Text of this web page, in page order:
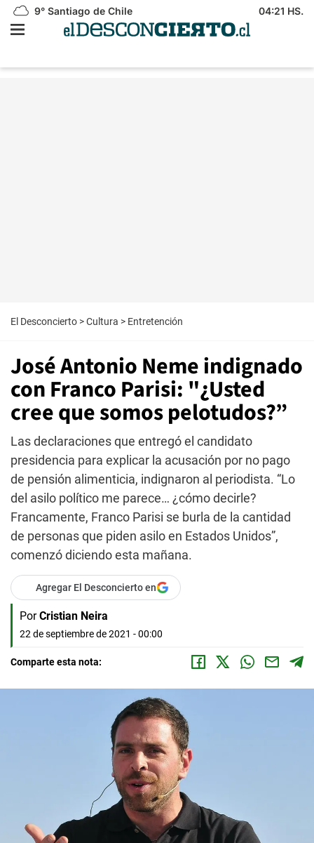
9° Santiago de Chile 04:21 HS.
El Desconcierto >Cultura > Entretención
José Antonio Neme indignado
con Franco Parisi: "¿Usted
cree que somos pelotudos?”
Las declaraciones que entregó el candidato
presidencia para explicar la acusación por no pago
de pensión alimenticia, indignaron al periodista. “Lo
del asilo político me parece… ¿cómo decirle?
Francamente, Franco Parisi se burla de la cantidad
de personas que piden asilo en Estados Unidos”,
comenzó diciendo esta mañana.
Agregar El Desconcierto en
Por Cristian Neira
22 de septiembre de 2021 - 00:00
Comparte esta nota: